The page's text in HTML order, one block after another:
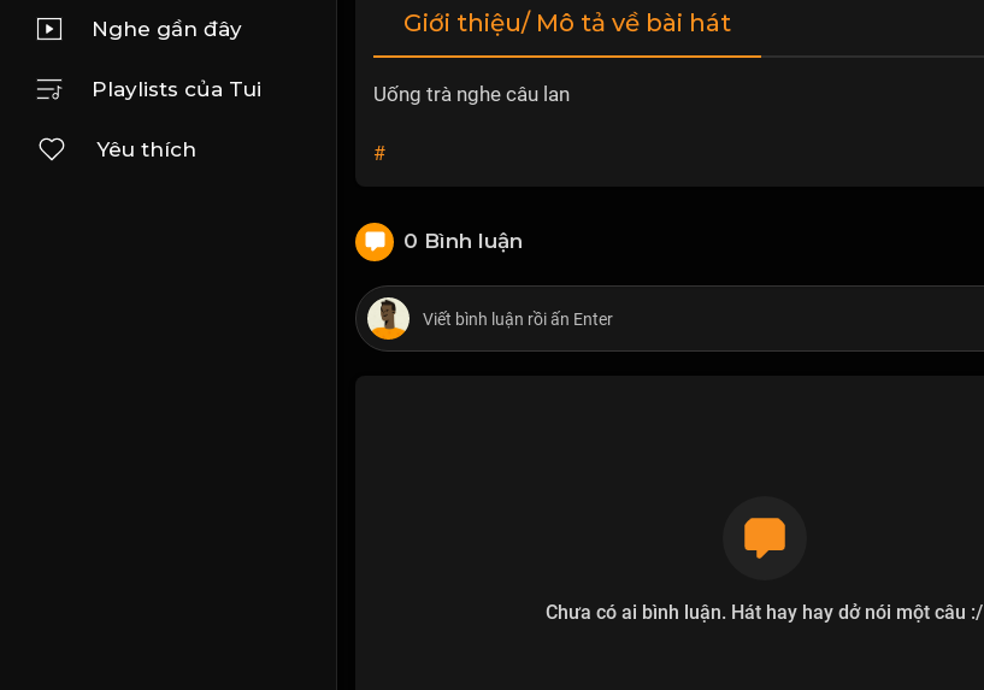
Nghe gần đây
Playlists của Tui
Yêu thích
Giới thiệu/ Mô tả về bài hát
Uống trà nghe câu lan
#
0 Bình luận
Chưa có ai bình luận. Hát hay hay dở nói một câu :/